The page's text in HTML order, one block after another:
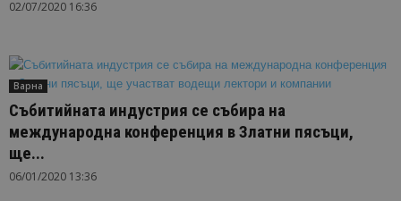
02/07/2020 16:36
Варна
Събитийната индустрия се събира на
международна конференция в Златни пясъци,
ще...
06/01/2020 13:36